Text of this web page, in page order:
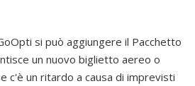
si può aggiungere il Pacchetto
un nuovo biglietto aereo o
c'è un ritardo a causa di imprevisti